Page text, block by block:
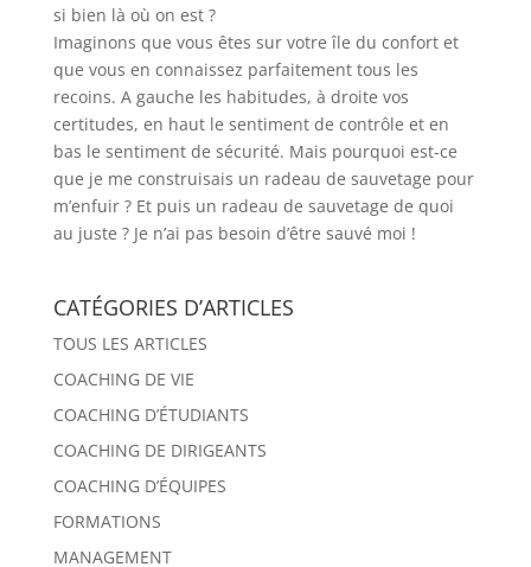
si bien là où on est ?
Imaginons que vous êtes sur votre île du confort et
que vous en connaissez parfaitement tous les
recoins. A gauche les habitudes, à droite vos
certitudes, en haut le sentiment de contrôle et en
bas le sentiment de sécurité. Mais pourquoi est-ce
que je me construisais un radeau de sauvetage pour
m’enfuir ? Et puis un radeau de sauvetage de quoi
au juste ? Je n’ai pas besoin d’être sauvé moi !
CATÉGORIES D’ARTICLES
TOUS LES ARTICLES
COACHING DE VIE
COACHING D’ÉTUDIANTS
COACHING DE DIRIGEANTS
COACHING D’ÉQUIPES
FORMATIONS
MANAGEMENT